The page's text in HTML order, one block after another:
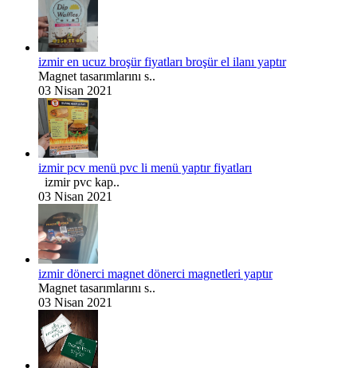
izmir en ucuz broşür fiyatları broşür el ilanı yaptır
Magnet tasarımlarını s..
03 Nisan 2021
izmir pcv menü pvc li menü yaptır fiyatları
izmir pvc kap..
03 Nisan 2021
izmir dönerci magnet dönerci magnetleri yaptır
Magnet tasarımlarını s..
03 Nisan 2021